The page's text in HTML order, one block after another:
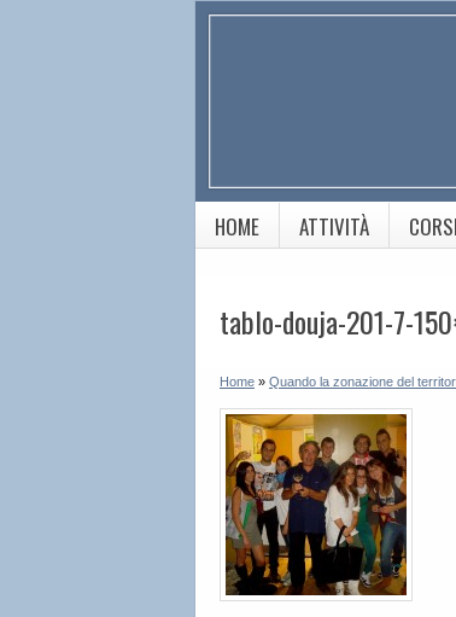
HOME ATTIVITÀ CORSI
tablo-douja-201-7-
Home » Quando la zonazione del